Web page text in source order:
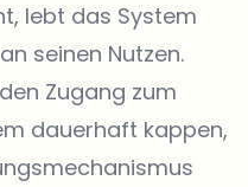
lebt das System
seinen Nutzen.
Zugang zum
dauerhaft kappen,